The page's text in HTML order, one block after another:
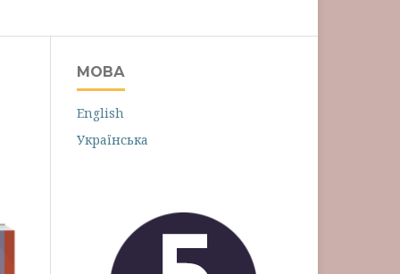
МОВА
English
Українська